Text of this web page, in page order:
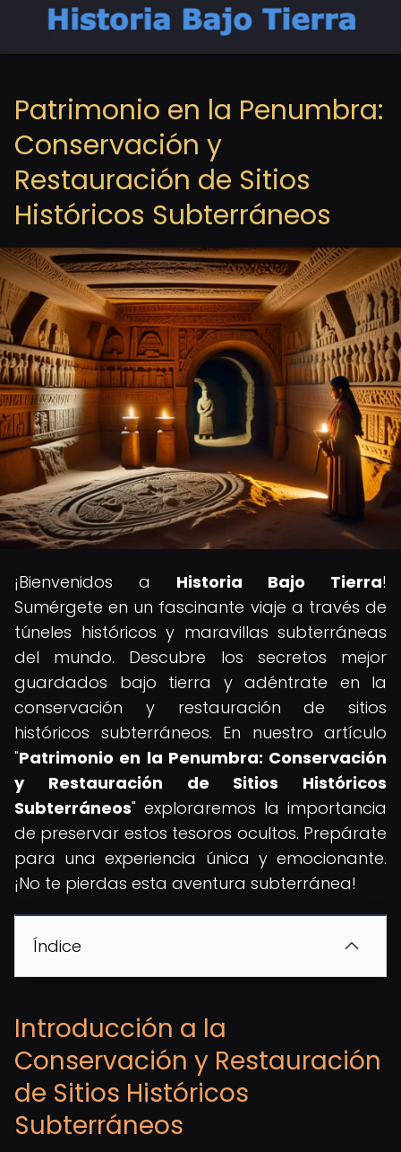
Patrimonio en la Penumbra:
Conservación y
Restauración de Sitios
Históricos Subterráneos
¡Bienvenidos a Historia Bajo Tierra!
Sumérgete en un fascinante viaje a través de
túneles históricos y maravillas subterráneas
del mundo. Descubre los secretos mejor
guardados bajo tierra y adéntrate en la
conservación y restauración de sitios
históricos subterráneos. En nuestro artículo
"Patrimonio en la Penumbra: Conservación
y Restauración de Sitios Históricos
Subterráneos" exploraremos la importancia
de preservar estos tesoros ocultos. Prepárate
para una experiencia única y emocionante.
¡No te pierdas esta aventura subterránea!
Índice
Introducción a la
Conservación y Restauración
de Sitios Históricos
Subterráneos